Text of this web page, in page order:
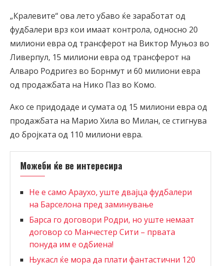
„Кралевите“ ова лето убаво ќе заработат од
фудбалери врз кои имаат контрола, односно 20
милиони евра од трансферот на Виктор Муњоз во
Ливерпул, 15 милиони евра од трансферот на
Алваро Родригез во Борнмут и 60 милиони евра
од продажбата на Нико Паз во Комо.
Ако се придодаде и сумата од 15 милиони евра од
продажбата на Марио Хила во Милан, се стигнува
до бројката од 110 милиони евра.
Можеби ќе ве интересира
Не е само Араухо, уште двајца фудбалери
на Барселона пред заминување
Барса го договори Родри, но уште немаат
договор со Манчестер Сити – првата
понуда им е одбиена!
Њукасл ќе мора да плати фантастични 120